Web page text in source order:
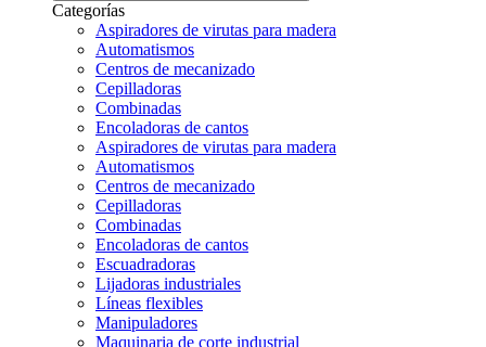
Categorías
Aspiradores de virutas para madera
Automatismos
Centros de mecanizado
Cepilladoras
Combinadas
Encoladoras de cantos
Aspiradores de virutas para madera
Automatismos
Centros de mecanizado
Cepilladoras
Combinadas
Encoladoras de cantos
Escuadradoras
Lijadoras industriales
Líneas flexibles
Manipuladores
Maquinaria de corte industrial